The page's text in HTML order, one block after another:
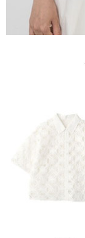
５．嚴禁一人註冊多
恩沛科技股份有限公